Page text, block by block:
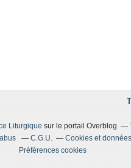
Liturgiquesur le portail Overblog
C.G.U.
Cookies et
Préférences cookies